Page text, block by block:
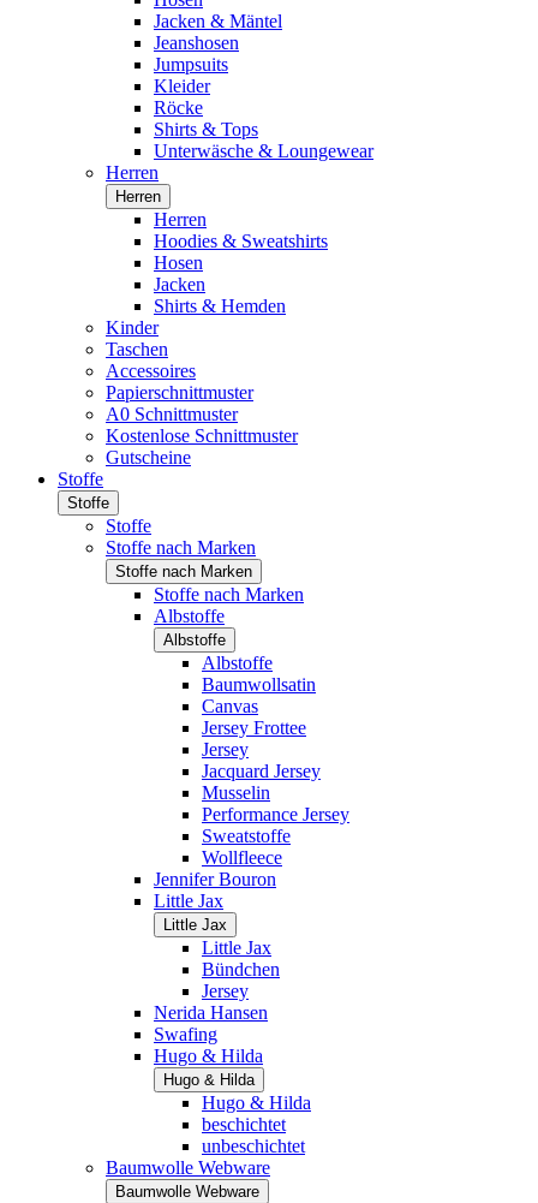
Jacken & Mäntel
Jeanshosen
Jumpsuits
Kleider
Röcke
Shirts & Tops
Unterwäsche & Loungewear
Herren
Herren
Herren
Hoodies & Sweatshirts
Hosen
Jacken
Shirts & Hemden
Kinder
Taschen
Accessoires
Papierschnittmuster
A0 Schnittmuster
Kostenlose Schnittmuster
Gutscheine
Stoffe
Stoffe
Stoffe
Stoffe nach Marken
Stoffe nach Marken
Stoffe nach Marken
Albstoffe
Albstoffe
Albstoffe
Baumwollsatin
Canvas
Jersey Frottee
Jersey
Jacquard Jersey
Musselin
Performance Jersey
Sweatstoffe
Wollfleece
Jennifer Bouron
Little Jax
Little Jax
Little Jax
Bündchen
Jersey
Nerida Hansen
Swafing
Hugo & Hilda
Hugo & Hilda
Hugo & Hilda
beschichtet
unbeschichtet
Baumwolle Webware
Baumwolle Webware